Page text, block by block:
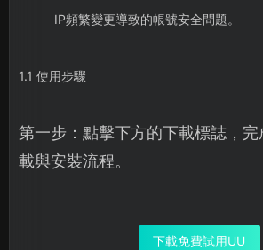
IP頻繁變更導致的帳號安全問題。
1.1 使用步驟
第一步：點擊下方的下載標誌，
載與安裝流程。
下載免費試用UU